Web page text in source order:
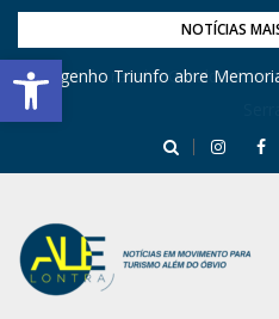
Barra de Ferramentas Aberta
NOTÍCIAS
Engenho Triunfo abre